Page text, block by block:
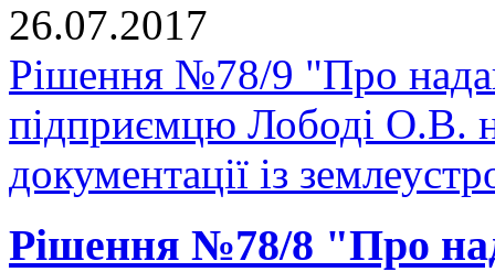
26.07.2017
Рішення №78/9 "Про
підприємцю Лободі О.В.
документації із
Рішення №78/8 "Про